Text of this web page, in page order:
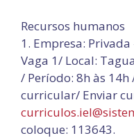
Recursos humanos
1. Empresa: Privada
Vaga 1/ Local:
/ Período: 8h às 14h
curricular/ Enviar
coloque: 113643.